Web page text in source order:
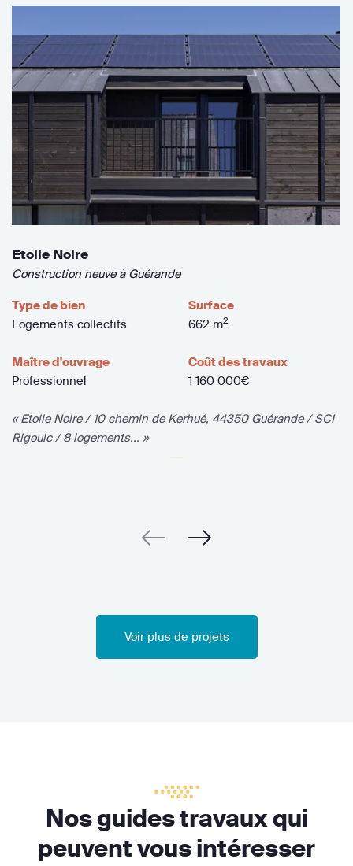
Etoile Noire
Construction neuve à Guérande
Type de bien
Logements collectifs
Surface
662 m2
Maître d'ouvrage
Professionnel
Coût des travaux
1 160 000€
« Etoile Noire / 10 chemin de Kerhué, 44350 Guérande / SCI
Rigouic / 8 logements... »
Voir plus de projets
Nos guides travaux qui
peuvent vous intéresser